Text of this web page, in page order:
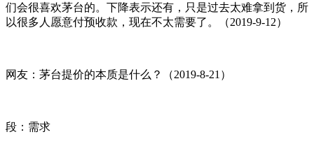
们会很喜欢茅台的。下降表示还有，只是过去太难拿到货，所
以很多人愿意付预收款，现在不太需要了。（2019-9-12）
网友：茅台提价的本质是什么？（2019-8-21）
段：需求